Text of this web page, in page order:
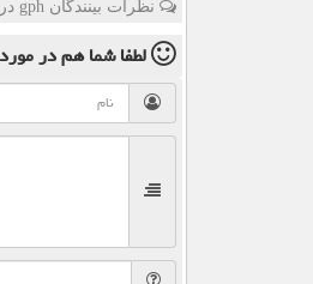
نظرات بینندگان gph در مورد این مطلب
لطفا شما همدر